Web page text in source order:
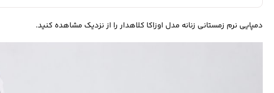
دمپایی نرم زمستانی زنانه مدل اوزاکا کلاهدار را از نزدیک مشاهده کنید.